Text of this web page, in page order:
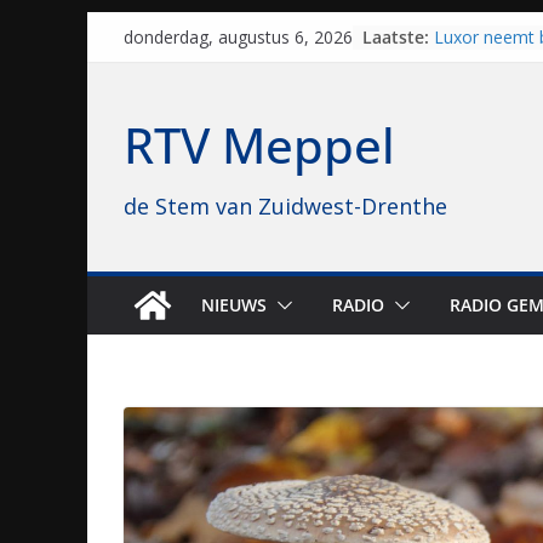
donderdag, augustus 6, 2026 Laatste: Luxor neemt
van vissport:
regio is goed
Al dertig jaar
RTV Meppel
de Stem van Zuidwest-Drenthe
NIEUWS RADIO RADIO